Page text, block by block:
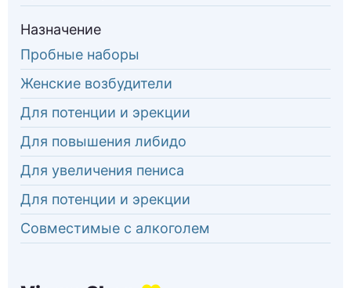
Назначение
Пробные наборы
Женские возбудители
Для потенции и эрекции
Для повышения либидо
Для увеличения пениса
Для потенции и эрекции
Совместимые с алкоголем